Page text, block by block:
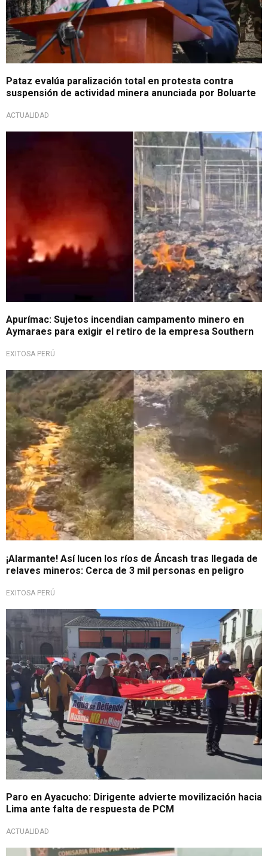
Pataz evalúa paralización total en protesta contra
suspensión de actividad minera anunciada por Boluarte
ACTUALIDAD
Apurímac: Sujetos incendian campamento minero en
Aymaraes para exigir el retiro de la empresa Southern
EXITOSA PERÚ
Contaminación
¡Alarmante! Así lucen los ríos de Áncash tras llegada de
relaves mineros: Cerca de 3 mil personas en peligro
EXITOSA PERÚ
Exigen presencia de gobierno central
Paro en Ayacucho: Dirigente advierte movilización hacia
Lima ante falta de respuesta de PCM
ACTUALIDAD